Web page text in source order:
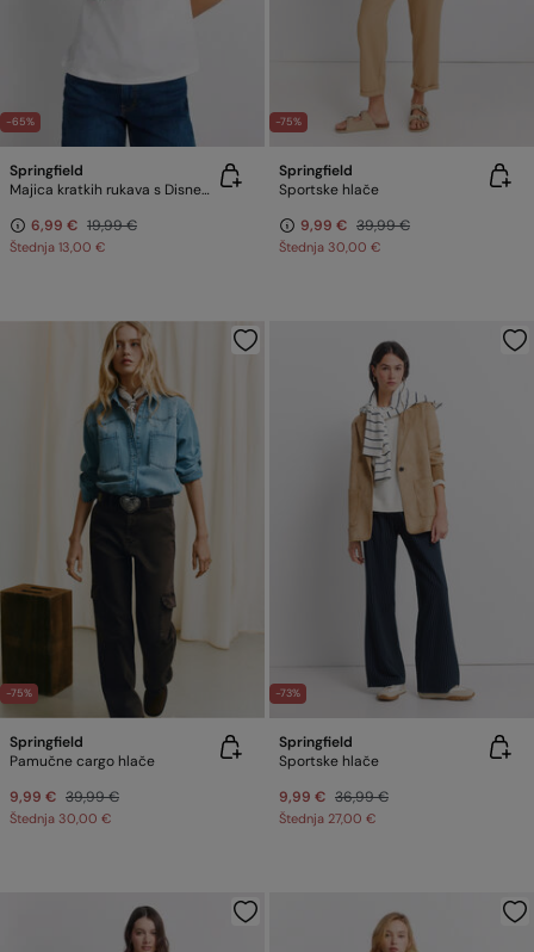
-65%
Springfield
Majica kratkih rukava s Disney motivom
6,99 € 19,99 €
Štednja 13,00 €
-75%
Springfield
Sportske hlače
9,99 € 39,99 €
Štednja 30,00 €
-75%
Springfield
Pamučne cargo hlače
9,99 € 39,99 €
Štednja 30,00 €
-73%
Springfield
Sportske hlače
9,99 € 36,99 €
Štednja 27,00 €